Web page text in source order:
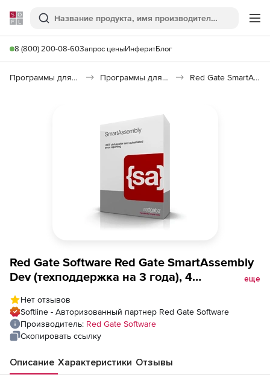
Softline
Поиск
8 (800) 200-08-60Запрос ценыИнферитБлог
Программы для программирования Программы для разработки ПО Red Gate SmartAssembly
Red Gate Software Red Gate SmartAssembly
Dev (техподдержка на 3 года), 4
еще
Нет отзывов
Softline - Авторизованный партнер Red Gate Software
Производитель: Red Gate Software
Скопировать ссылку
Описание Характеристики Отзывы